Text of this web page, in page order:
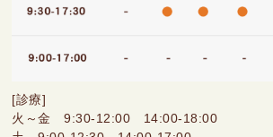
[診療]
火～金 9:30-12:00 14:00-18:00